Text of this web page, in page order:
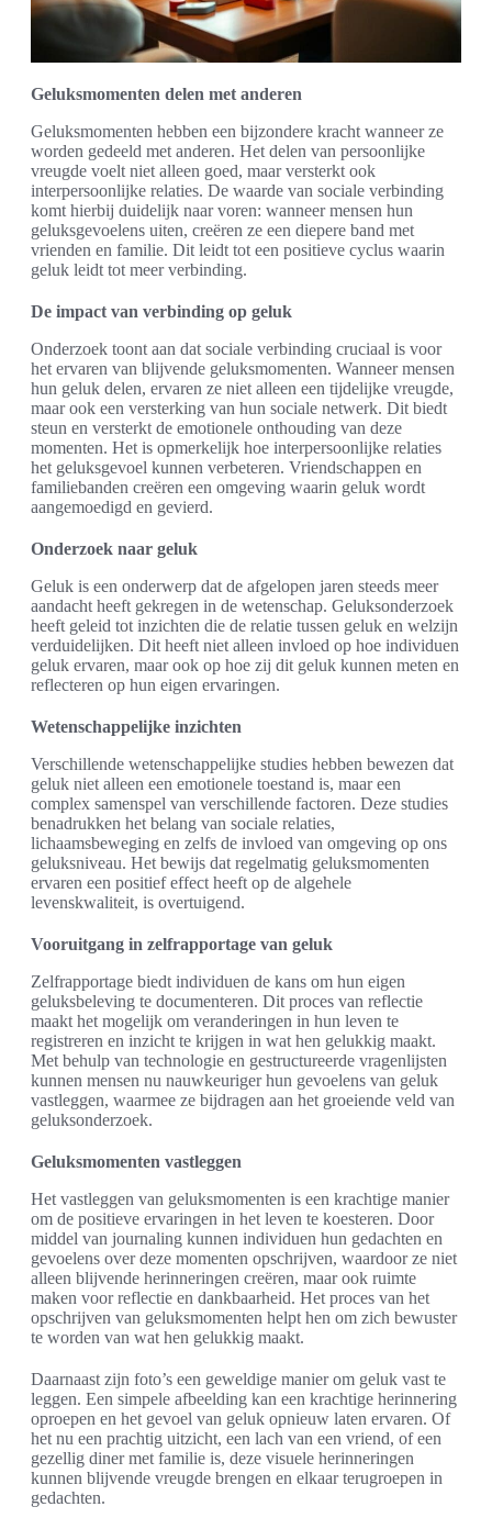
Geluksmomenten delen met anderen
Geluksmomenten hebben een bijzondere kracht wanneer ze
worden gedeeld met anderen. Het delen van persoonlijke
vreugde voelt niet alleen goed, maar versterkt ook
interpersoonlijke relaties. De waarde van sociale verbinding
komt hierbij duidelijk naar voren: wanneer mensen hun
geluksgevoelens uiten, creëren ze een diepere band met
vrienden en familie. Dit leidt tot een positieve cyclus waarin
geluk leidt tot meer verbinding.
De impact van verbinding op geluk
Onderzoek toont aan dat sociale verbinding cruciaal is voor
het ervaren van blijvende geluksmomenten. Wanneer mensen
hun geluk delen, ervaren ze niet alleen een tijdelijke vreugde,
maar ook een versterking van hun sociale netwerk. Dit biedt
steun en versterkt de emotionele onthouding van deze
momenten. Het is opmerkelijk hoe interpersoonlijke relaties
het geluksgevoel kunnen verbeteren. Vriendschappen en
familiebanden creëren een omgeving waarin geluk wordt
aangemoedigd en gevierd.
Onderzoek naar geluk
Geluk is een onderwerp dat de afgelopen jaren steeds meer
aandacht heeft gekregen in de wetenschap. Geluksonderzoek
heeft geleid tot inzichten die de relatie tussen geluk en welzijn
verduidelijken. Dit heeft niet alleen invloed op hoe individuen
geluk ervaren, maar ook op hoe zij dit geluk kunnen meten en
reflecteren op hun eigen ervaringen.
Wetenschappelijke inzichten
Verschillende wetenschappelijke studies hebben bewezen dat
geluk niet alleen een emotionele toestand is, maar een
complex samenspel van verschillende factoren. Deze studies
benadrukken het belang van sociale relaties,
lichaamsbeweging en zelfs de invloed van omgeving op ons
geluksniveau. Het bewijs dat regelmatig geluksmomenten
ervaren een positief effect heeft op de algehele
levenskwaliteit, is overtuigend.
Vooruitgang in zelfrapportage van geluk
Zelfrapportage biedt individuen de kans om hun eigen
geluksbeleving te documenteren. Dit proces van reflectie
maakt het mogelijk om veranderingen in hun leven te
registreren en inzicht te krijgen in wat hen gelukkig maakt.
Met behulp van technologie en gestructureerde vragenlijsten
kunnen mensen nu nauwkeuriger hun gevoelens van geluk
vastleggen, waarmee ze bijdragen aan het groeiende veld van
geluksonderzoek.
Geluksmomenten vastleggen
Het vastleggen van geluksmomenten is een krachtige manier
om de positieve ervaringen in het leven te koesteren. Door
middel van journaling kunnen individuen hun gedachten en
gevoelens over deze momenten opschrijven, waardoor ze niet
alleen blijvende herinneringen creëren, maar ook ruimte
maken voor reflectie en dankbaarheid. Het proces van het
opschrijven van geluksmomenten helpt hen om zich bewuster
te worden van wat hen gelukkig maakt.
Daarnaast zijn foto’s een geweldige manier om geluk vast te
leggen. Een simpele afbeelding kan een krachtige herinnering
oproepen en het gevoel van geluk opnieuw laten ervaren. Of
het nu een prachtig uitzicht, een lach van een vriend, of een
gezellig diner met familie is, deze visuele herinneringen
kunnen blijvende vreugde brengen en elkaar terugroepen in
gedachten.